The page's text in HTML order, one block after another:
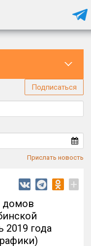
Подписаться
Прислать новость
+
домов
2019 года